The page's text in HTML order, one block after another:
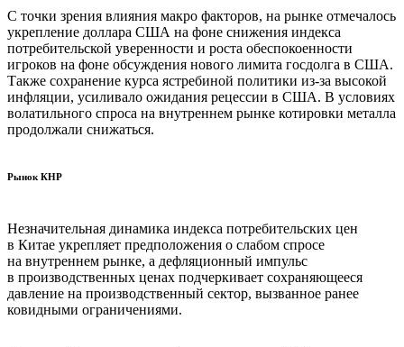
С точки зрения влияния макро факторов, на рынке отмечалось
укрепление доллара США на фоне снижения индекса
потребительской уверенности и роста обеспокоенности
игроков на фоне обсуждения нового лимита госдолга в США.
Также сохранение курса ястребиной политики из-за высокой
инфляции, усиливало ожидания рецессии в США. В условиях
волатильного спроса на внутреннем рынке котировки металла
продолжали снижаться.
Рынок КНР
Незначительная динамика индекса потребительских цен
в Китае укрепляет предположения о слабом спросе
на внутреннем рынке, а дефляционный импульс
в производственных ценах подчеркивает сохраняющееся
давление на производственный сектор, вызванное ранее
ковидными ограничениями.